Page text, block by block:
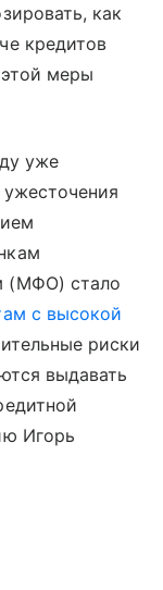
как
кредитов
меры
уже
(МФО) стало
с высокой
риски
выдавать
Игорь